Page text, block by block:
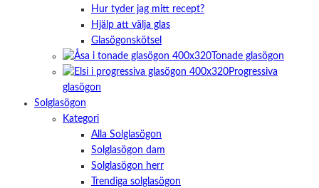
Hur tyder jag mitt recept?
Hjälp att välja glas
Glasögonskötsel
Tonade glasögon
Progressiva
glasögon
Solglasögon
Kategori
Alla Solglasögon
Solglasögon dam
Solglasögon herr
Trendiga solglasögon